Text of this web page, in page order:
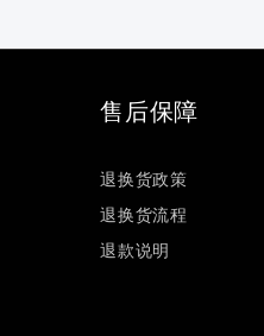
售后保障
退换货政策
退换货流程
退款说明